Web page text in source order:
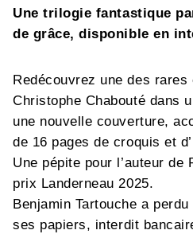
Une trilogie fantastique
de grâce, disponible en
Redécouvrez une des
Christophe Chabouté dans
une nouvelle couverture,
de 16 pages de croquis et
Une pépite pour l’auteur de
prix Landerneau 2025.
Benjamin Tartouche a
ses papiers, interdit